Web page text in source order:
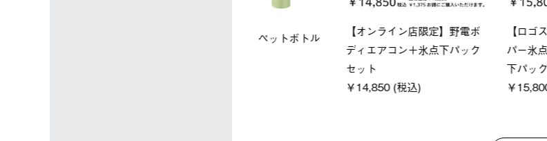
ソーラーブロック 風抜きQセ
ットタープ 250-BG
ソーラーブロック 風抜きQ
ットタープ 200-BG